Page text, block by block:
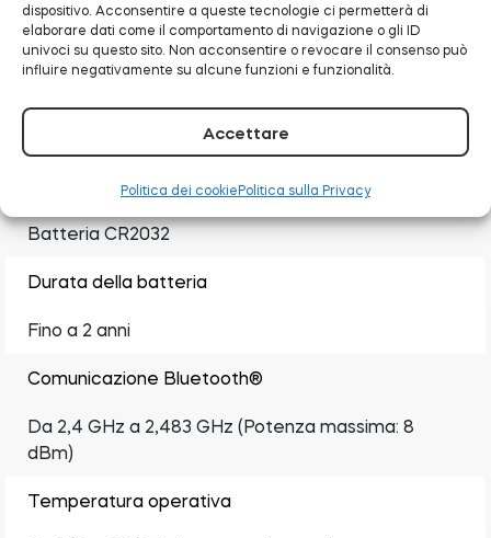
dispositivo. Acconsentire a queste tecnologie ci permetterà di
elaborare dati come il comportamento di navigazione o gli ID
univoci su questo sito. Non acconsentire o revocare il consenso può
influire negativamente su alcune funzioni e funzionalità.
Accettare
Politica dei cookie Politica sulla Privacy
30 × 64 × 14 mm
Alimentazione
Batteria CR2032
Durata della batteria
Fino a 2 anni
Comunicazione Bluetooth®
Da 2,4 GHz a 2,483 GHz (Potenza massima: 8
dBm)
Temperatura operativa